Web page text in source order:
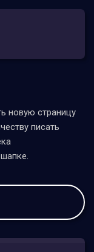
новую страницу
писать